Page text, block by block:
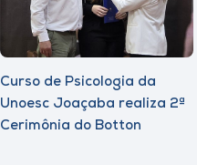
Curso de Psicologia da
Unoesc Joaçaba realiza 2ª
Cerimônia do Botton